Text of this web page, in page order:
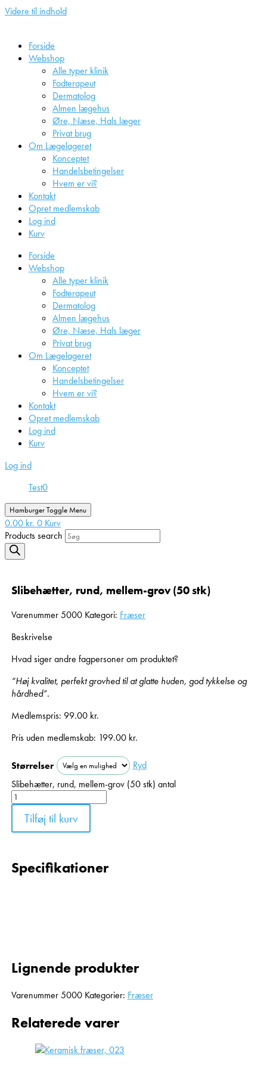
Videre til indhold
Forside
Webshop
Alle typer klinik
Fodterapeut
Dermatolog
Almen lægehus
Øre, Næse, Hals læger
Privat brug
Om Lægelageret
Konceptet
Handelsbetingelser
Hvem er vi?
Kontakt
Opret medlemskab
Log ind
Kurv
Forside
Webshop
Alle typer klinik
Fodterapeut
Dermatolog
Almen lægehus
Øre, Næse, Hals læger
Privat brug
Om Lægelageret
Konceptet
Handelsbetingelser
Hvem er vi?
Kontakt
Opret medlemskab
Log ind
Kurv
Log ind
Test0
Hamburger Toggle Menu
0.00 kr. 0 Kurv
Products search
Slibehætter, rund, mellem-grov (50 stk)
Varenummer5000 Kategori: Fræser
Beskrivelse
Hvad siger andre fagpersoner om produktet?
“Høj kvalitet, perfekt grovhed til at glatte huden, god tykkelse og
hårdhed”.
Medlemspris: 99.00 kr.
Pris uden medlemskab: 199.00 kr.
Størrelser
Ryd
Slibehætter, rund, mellem-grov (50 stk) antal
Tilføj til kurv
Specifikationer
Lignende produkter
Varenummer5000 Kategorier: Fræser
Relaterede varer